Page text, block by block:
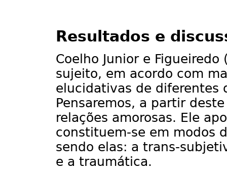
Resultados e
Coelho Junior e
sujeito, em acordo com
elucidativas de diferentes
Pensaremos, a partir
relações amorosas. Ele
constituem-se em modos
sendo elas: a trans-
e a traumática.